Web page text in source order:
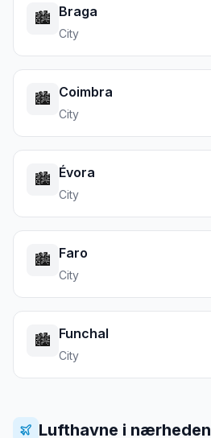
🏙️ Braga
City
🏙️ Coimbra
City
🏙️ Évora
City
🏙️ Faro
City
🏙️ Funchal
City
Lufthavne i nærheden